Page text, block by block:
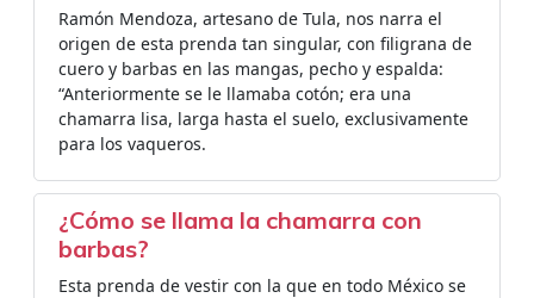
Ramón Mendoza, artesano de Tula, nos narra el
origen de esta prenda tan singular, con filigrana de
cuero y barbas en las mangas, pecho y espalda:
“Anteriormente se le llamaba cotón; era una
chamarra lisa, larga hasta el suelo, exclusivamente
para los vaqueros.
¿Cómo se llama la chamarra con
barbas?
Esta prenda de vestir con la que en todo México se